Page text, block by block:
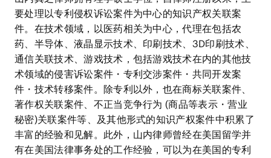
要处理以专利侵权诉讼案件为中心的知识产权关联案
件。在技术领域，以医药相关为中心，代理在包括农
药、半导体、液晶显示技术、印刷技术、3D印刷技术、
通信关联技术、游戏技术，包括游戏技术在内的其他技
术领域的侵害诉讼案件・专利交涉案件・共同开发案
件・技术转移案件。除专利以外，也在商标关联案件、
著作权关联案件、不正当竞争行为 (商品等表示・营业
秘密)关联案件等、及其他形式的知识产权案件中积累了
丰富的经验和见解。此外，山内律师曾经在美国留学并
有在美国法律事务处的工作经验，可以为在美国的专利